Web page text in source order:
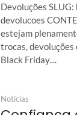
Devoluções
devolucoes
estejam
trocas, devoluções
Black Friday....
Notícias